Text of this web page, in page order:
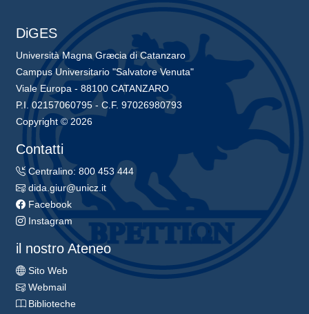
DiGES
Università Magna Græcia di Catanzaro
Campus Universitario "Salvatore Venuta"
Viale Europa - 88100 CATANZARO
P.I. 02157060795 - C.F. 97026980793
Copyright © 2026
Contatti
Centralino: 800 453 444
dida.giur@unicz.it
Facebook
Instagram
il nostro Ateneo
Sito Web
Webmail
Biblioteche